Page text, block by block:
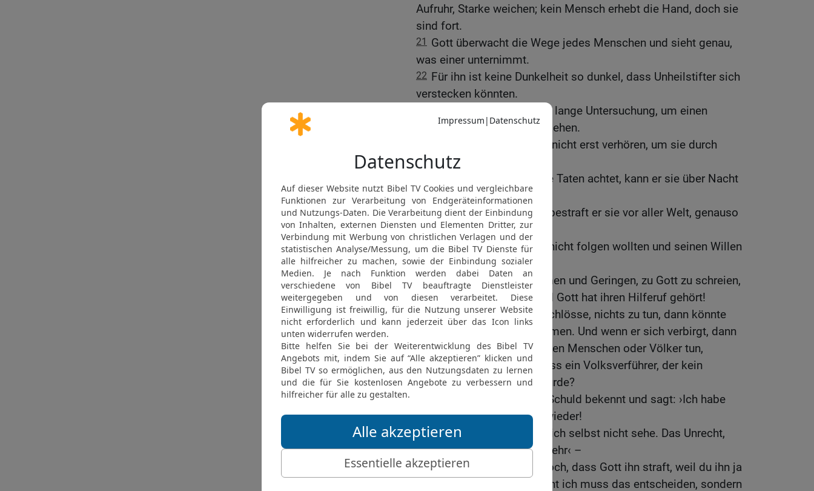
Aufruhr, Starke weichen; kein Mensch erhebt die Hand, doch sie
sind fort.
21
Gott überwacht die Wege jedes Menschen und sieht genau,
was einer unternimmt.
22 Für ihn ist keine Dunkelheit so dunkel, dass Unheilstifter sich
verstecken könnten.
Gott braucht auch keine lange Untersuchung, um einen
Menschen vor Gericht zu ziehen.
Er muss die Mächtigen nicht erst verhören, um sie durch
andere Leute zu ersetzen.
Weil Gott genau auf ihre Taten achtet, kann er sie über Nacht
zugrunde richten.
26 Auf öffentlichem Platz bestraft er sie vor aller Welt, genauso
wie Verbrecher.
27 Das tut er, weil sie ihm nicht folgen wollten und seinen Willen
nie beachtet haben.
28 So zwangen sie die Armen und Geringen, zu Gott zu schreien,
ihm ihr Leid zu klagen. Und Gott hat ihren Hilferuf gehört!
29 Doch wenn er sich entschlösse, nichts zu tun, dann könnte
niemand ihn dafür verdammen. Und wenn er sich verbirgt, dann
sieht ihn keiner. Was könnten Menschen oder Völker tun,
30 wenn Gott es wollte, dass ein Volksverführer, der kein
Gewissen hat, ihr König würde?
Wenn jemand Gott die Schuld bekennt und sagt: ›Ich habe
mich verfehlt, ich tu’s nie wieder!
32 Zeig mir die Fehler, die ich selbst nicht sehe. Das Unrecht,
das ich tat, ich tu’s nicht mehr‹ –
33 willst du dann immer noch, dass Gott ihn straft, weil du ihn ja
bereits verurteilt hast? Nicht ich muss das entscheiden, sondern